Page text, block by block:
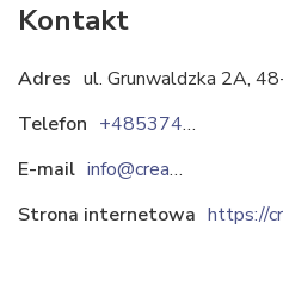
Kontakt
Adres ul. Grunwaldzka 2A,
Telefon
+48537457057
E-mail
info@creatronic.eu
Strona internetowa